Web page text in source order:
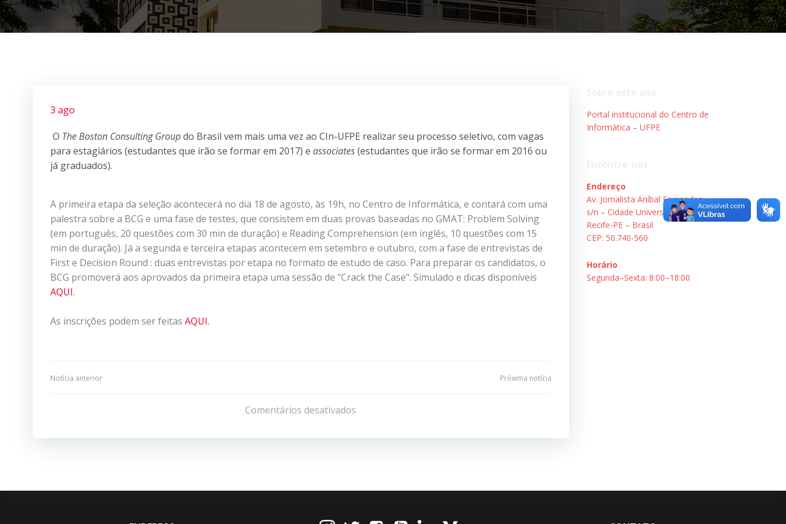
3 ago
O The Boston Consulting Groupdo Brasil vem mais uma vez ao CIn-UFPE realizar seu processo seletivo, com vagas
para estagiários (estudantes que irão se formar em 2017) e associates(estudantes que irão se formar em 2016 ou
já graduados).
A primeira etapa da seleção acontecerá no dia 18 de agosto, às 19h, no Centro de Informática, e contará com uma
palestra sobre a BCG e uma fase de testes, que consistem em duas provas baseadas no GMAT: Problem Solving
(em português, 20 questões com 30 min de duração) e Reading Comprehension (em inglês, 10 questões com 15
min de duração). Já a segunda e terceira etapas acontecem em setembro e outubro, com a fase de entrevistas de
First e Decision Round : duas entrevistas por etapa no formato de estudo de caso. Para preparar os candidatos, o
BCG promoverá aos aprovados da primeira etapa uma sessão de "Crack the Case". Simulado e dicas disponíveis
AQUI.
As inscrições podem ser feitas AQUI.
Navegação
Post
Notícia anterior
de
Post
Próxima notícia
Comentários desativados
Portal institucional do Centro de
Informática – UFPE
Endereço
Av. Jornalista Aníbal Fernandes,
s/n – Cidade Universitária.
Recife-PE – Brasil
CEP: 50.740-560
Horário
Segunda–Sexta: 8:00–18:00